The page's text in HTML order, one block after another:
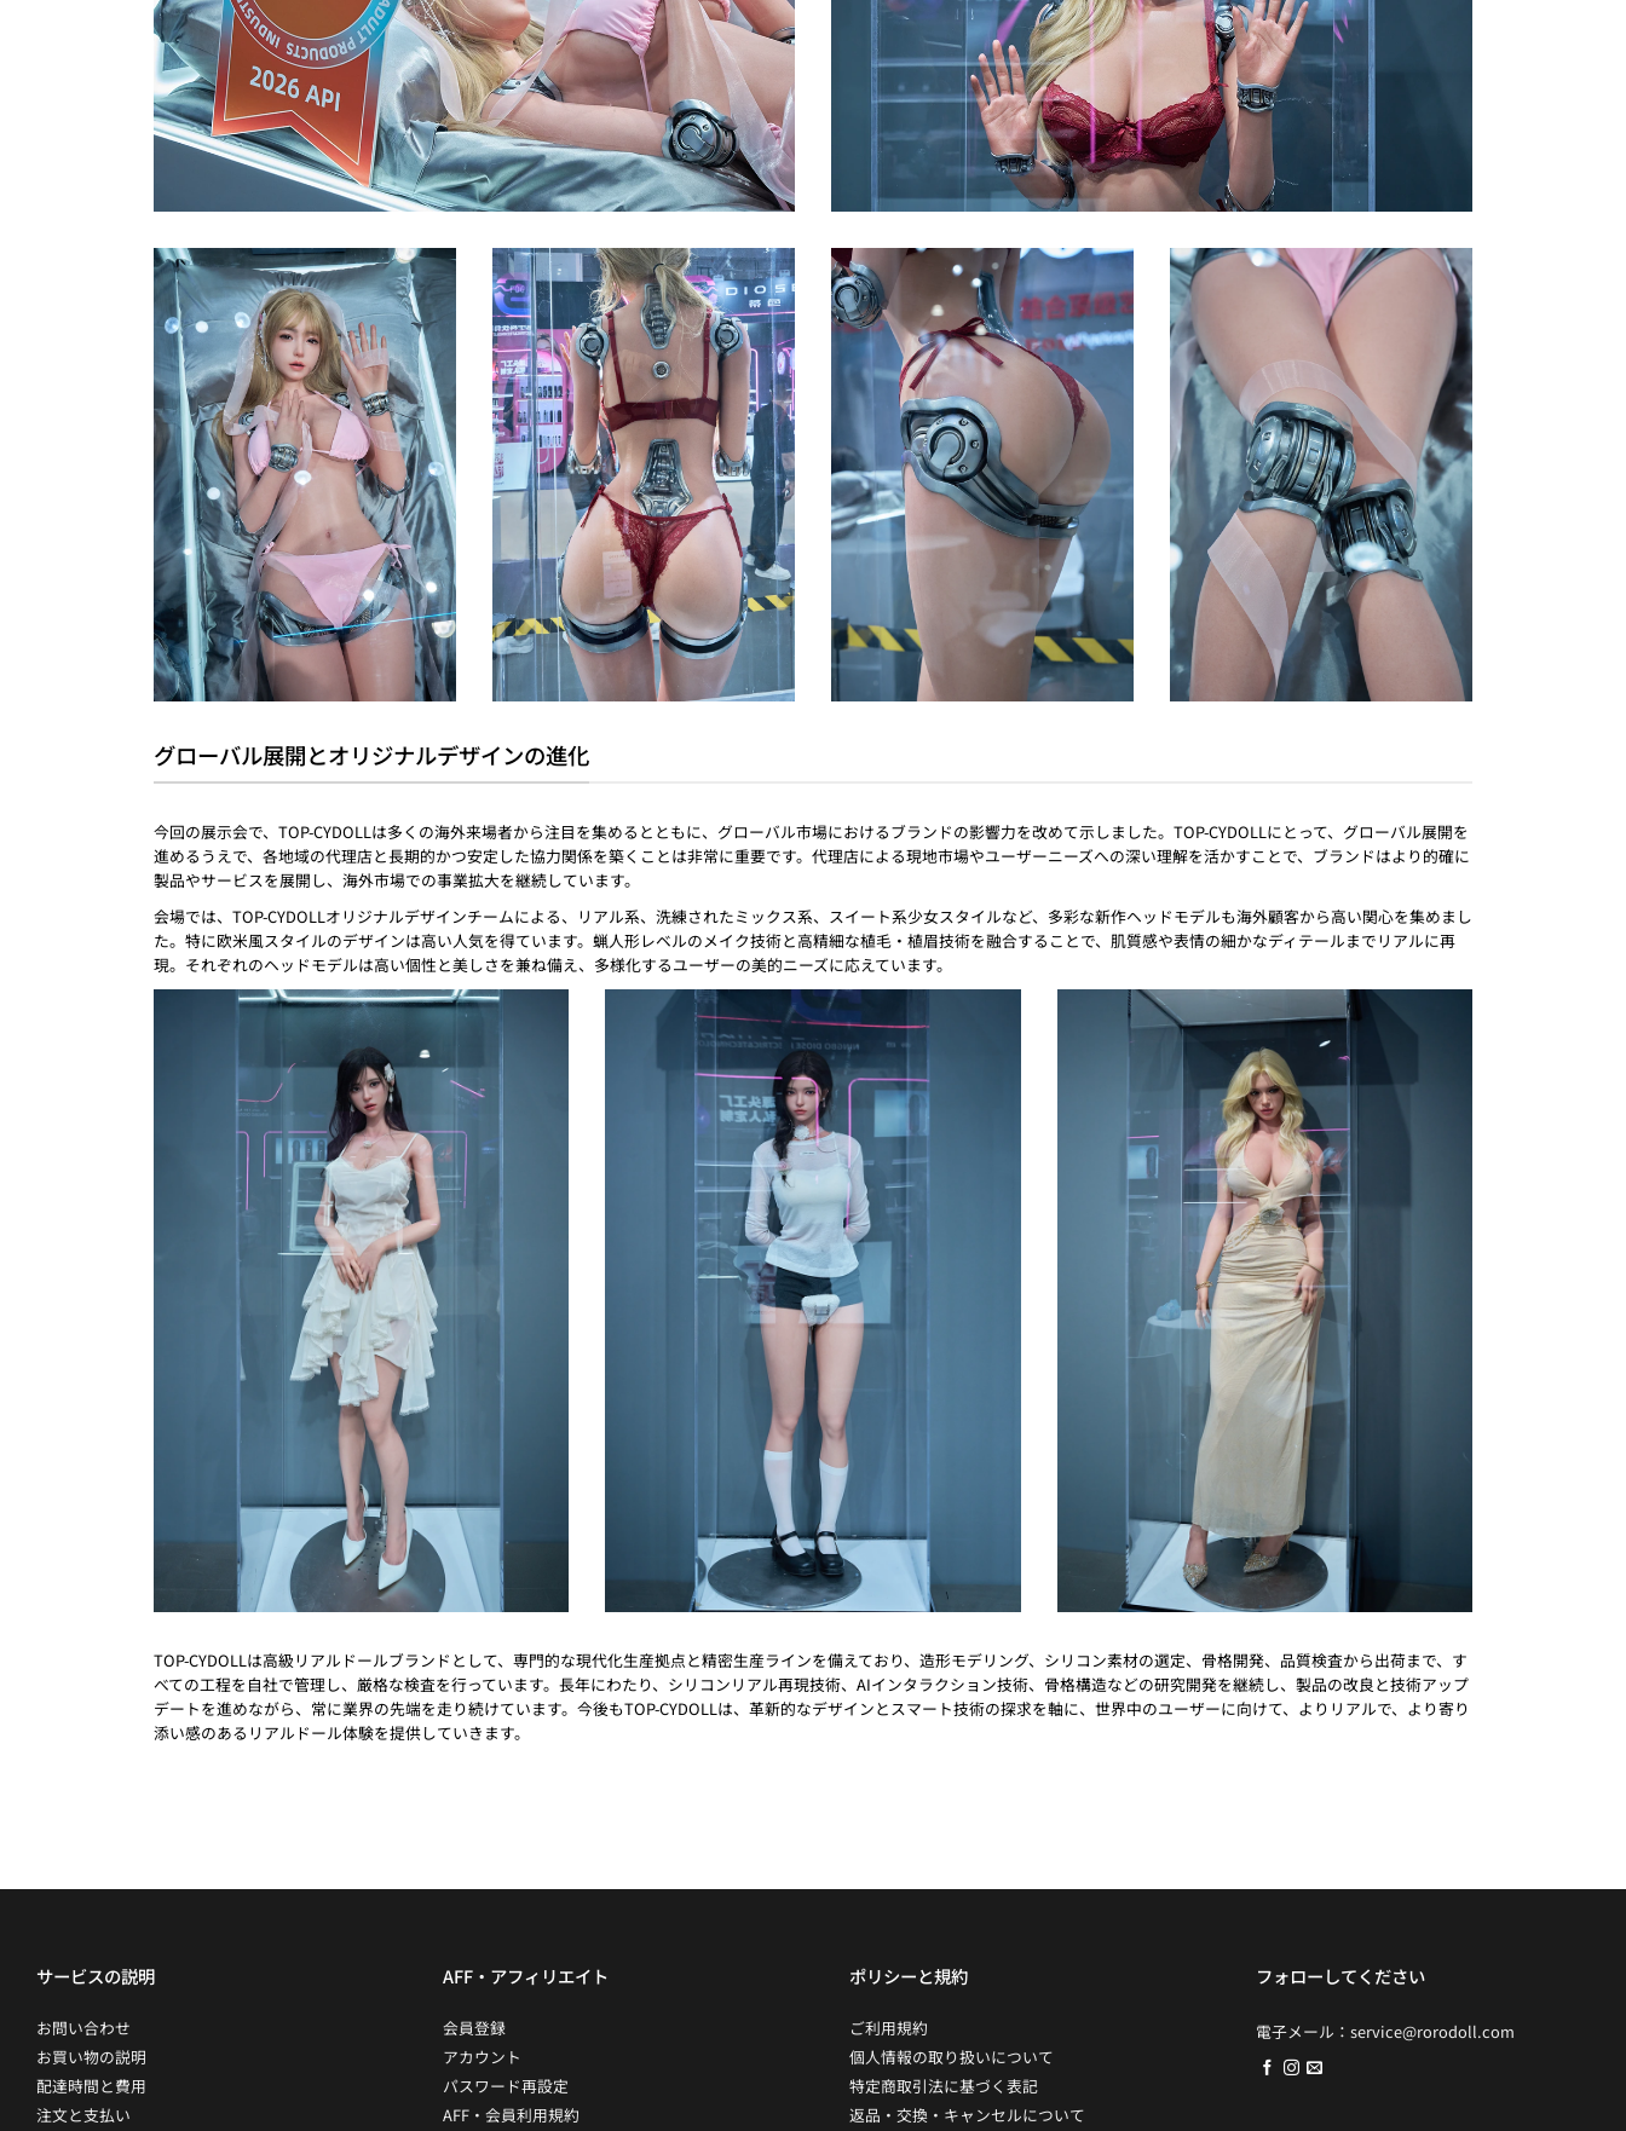
グローバル展開とオリジナルデザインの進化
今回の展示会で、TOP-CYDOLLは多くの海外来場者から注目を集めるとともに、グローバル市場におけるブランドの影響力を改めて示しました。TOP-CYDOLLにとって、グローバル展開を
進めるうえで、各地域の代理店と長期的かつ安定した協力関係を築くことは非常に重要です。代理店による現地市場やユーザーニーズへの深い理解を活かすことで、ブランドはより的確に
製品やサービスを展開し、海外市場での事業拡大を継続しています。
会場では、TOP-CYDOLLオリジナルデザインチームによる、リアル系、洗練されたミックス系、スイート系少女スタイルなど、多彩な新作ヘッドモデルも海外顧客から高い関心を集めまし
た。特に欧米風スタイルのデザインは高い人気を得ています。蝋人形レベルのメイク技術と高精細な植毛・植眉技術を融合することで、肌質感や表情の細かなディテールまでリアルに再
現。それぞれのヘッドモデルは高い個性と美しさを兼ね備え、多様化するユーザーの美的ニーズに応えています。
TOP-CYDOLLは高級リアルドールブランドとして、専門的な現代化生産拠点と精密生産ラインを備えており、造形モデリング、シリコン素材の選定、骨格開発、品質検査から出荷まで、す
べての工程を自社で管理し、厳格な検査を行っています。長年にわたり、シリコンリアル再現技術、AIインタラクション技術、骨格構造などの研究開発を継続し、製品の改良と技術アップ
デートを進めながら、常に業界の先端を走り続けています。今後もTOP-CYDOLLは、革新的なデザインとスマート技術の探求を軸に、世界中のユーザーに向けて、よりリアルで、より寄り
添い感のあるリアルドール体験を提供していきます。
サービスの説明
お問い合わせ
お買い物の説明
配達時間と費用
注文と支払い
AFF・アフィリエイト
会員登録
アカウント
パスワード再設定
AFF・会員利用規約
ポリシーと規約
ご利用規約
個人情報の取り扱いについて
特定商取引法に基づく表記
返品・交換・キャンセルについて
フォローしてください
電子メール： service@rorodoll.com